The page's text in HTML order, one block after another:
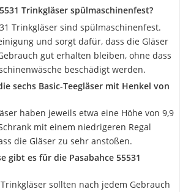
Trinkgläser spülmaschinenfest?
Trinkgläser sind spülmaschinenfest.
und sorgt dafür, dass die Gläser
gut erhalten bleiben, ohne dass
beschädigt werden.
sechs Basic-Teegläser mit Henkel von
haben jeweils etwa eine Höhe von 9,9
mit einem niedrigeren Regal
die Gläser zu sehr anstoßen.
gibt es für die Pasabahce 55531
sollten nach jedem Gebrauch